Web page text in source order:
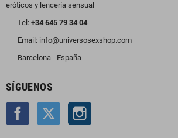
eróticos y lencería sensual
Tel: +34 645 79 34 04
Email: info@universosexshop.com
Barcelona - España
SÍGUENOS
Facebook Twitter